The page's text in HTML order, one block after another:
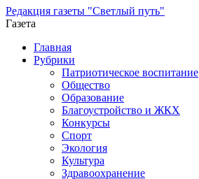
Редакция газеты "Светлый путь"
Газета
Промотать
содержимому
Главная
Рубрики
Патриотическое воспитание
Общество
Образование
Благоустройство и ЖКХ
Конкурсы
Спорт
Экология
Культура
Здравоохранение